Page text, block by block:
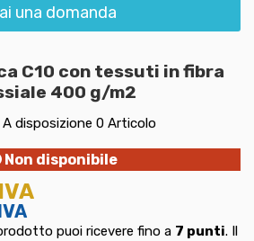
una domanda
C10 con tessuti in fibra
400 g/m2
A disposizione 0 Articolo
Non disponibile
puoi ricevere fino a 7 punti. Il